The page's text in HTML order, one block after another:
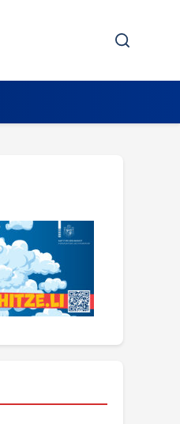
Search